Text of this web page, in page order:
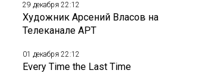
29 декабря 22:12
Художник Арсений Власов на
Телеканале АРТ
01 декабря 22:12
Every Time the Last Time